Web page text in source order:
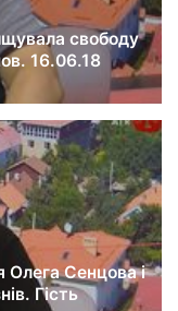
свободу
16.06.18
Сенцова і
Гість